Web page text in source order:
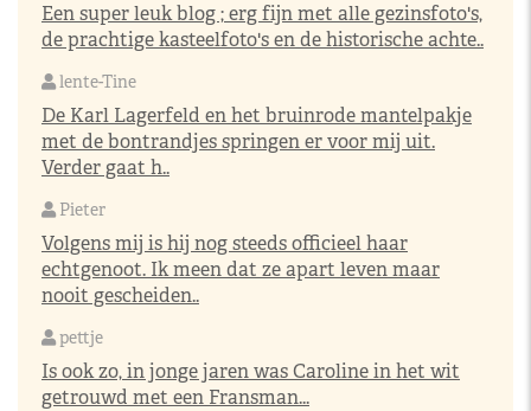
Een super leuk blog ; erg fijn met alle gezinsfoto's,
de prachtige kasteelfoto's en de historische achte..
lente-Tine
De Karl Lagerfeld en het bruinrode mantelpakje
met de bontrandjes springen er voor mij uit.
Verder gaat h..
Pieter
Volgens mij is hij nog steeds officieel haar
echtgenoot. Ik meen dat ze apart leven maar
nooit gescheiden..
pettje
Is ook zo, in jonge jaren was Caroline in het wit
getrouwd met een Fransman...